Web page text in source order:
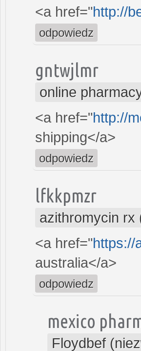
<a href="http://
odpowiedz
gntwjlmr
online
<a href="http://
shipping</a>
odpowiedz
lfkkpmzr
azithromycin rx
<a href="https://
australia</a>
odpowiedz
mexico
Floydbef